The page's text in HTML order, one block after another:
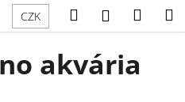
CZK HledatPřihlášení
akvária